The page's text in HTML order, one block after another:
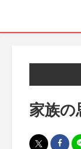
家族の